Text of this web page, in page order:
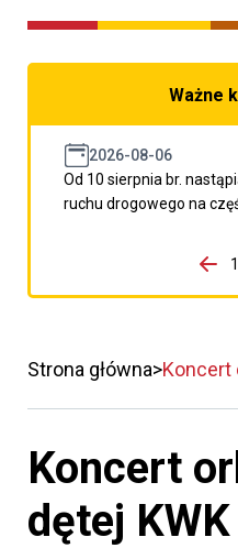
Ważne
2026-08-06
Od 10 sierpnia br.
ruchu drogowego na
porzpedniego komunikatu
Strona główna Koncert
Koncert
dętej